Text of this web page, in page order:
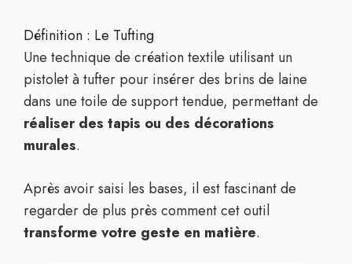
Définition : Le Tufting
Une technique de création textile utilisant un
pistolet à tufter pour insérer des brins de laine
dans une toile de support tendue, permettant de
réaliser des tapis ou des décorations
murales.
Après avoir saisi les bases, il est fascinant de
regarder de plus près comment cet outil
transforme votre geste en matière.